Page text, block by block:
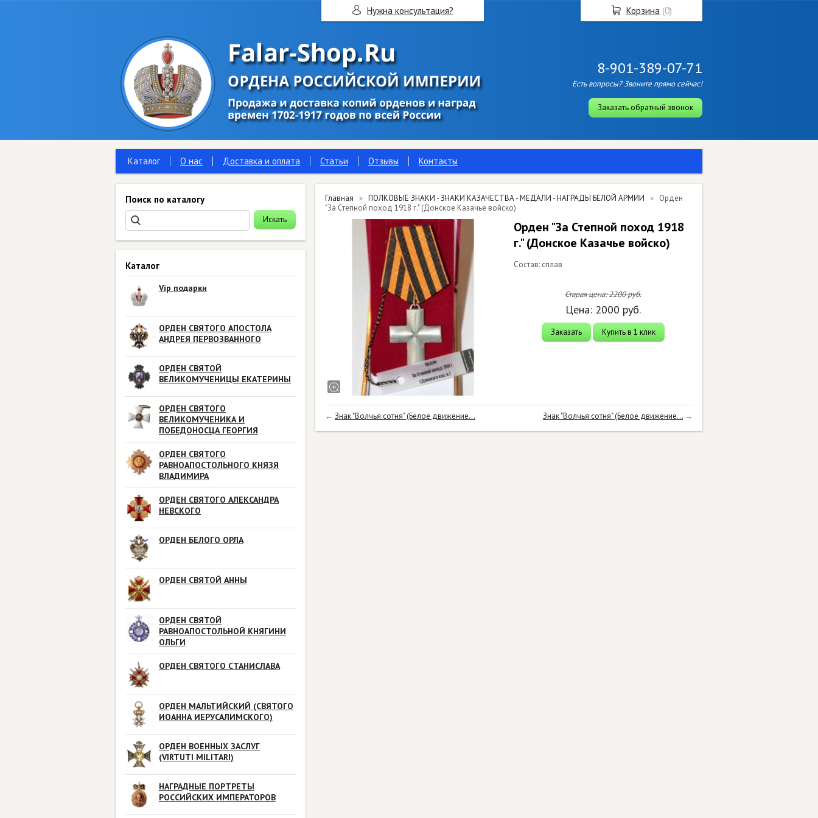
8-901-389-07-71
Есть вопросы? Звоните прямо сейчас!
Заказать обратный звонок
Каталог О нас Доставка и оплата Статьи Отзывы Контакты
Поиск по каталогу
Каталог
Vip подарки
ОРДЕН СВЯТОГО АПОСТОЛА
АНДРЕЯ ПЕРВОЗВАННОГО
ОРДЕН СВЯТОЙ
ВЕЛИКОМУЧЕНИЦЫ ЕКАТЕРИНЫ
ОРДЕН СВЯТОГО
ВЕЛИКОМУЧЕНИКА И
ПОБЕДОНОСЦА ГЕОРГИЯ
ОРДЕН СВЯТОГО
РАВНОАПОСТОЛЬНОГО КНЯЗЯ
ВЛАДИМИРА
ОРДЕН СВЯТОГО АЛЕКСАНДРА
НЕВСКОГО
ОРДЕН БЕЛОГО ОРЛА
ОРДЕН СВЯТОЙ АННЫ
ОРДЕН СВЯТОЙ
РАВНОАПОСТОЛЬНОЙ КНЯГИНИ
ОЛЬГИ
ОРДЕН СВЯТОГО СТАНИСЛАВА
ОРДЕН МАЛЬТИЙСКИЙ (СВЯТОГО
ИОАННА ИЕРУСАЛИМСКОГО)
ОРДЕН ВОЕННЫХ ЗАСЛУГ
(VIRTUTI MILITARI)
НАГРАДНЫЕ ПОРТРЕТЫ
РОССИЙСКИХ ИМПЕРАТОРОВ
Главная ПОЛКОВЫЕ ЗНАКИ - ЗНАКИ КАЗАЧЕСТВА - МЕДАЛИ - НАГРАДЫ БЕЛОЙ АРМИИ
Орден
"За Степной поход 1918 г." (Донское Казачье войско)
Орден "За Степной поход 1918
г." (Донское Казачье войско)
Состав: сплав
Старая цена:2200руб.
Цена: 2000 руб.
Заказать Купить в 1 клик
← Знак "Волчья сотня" (Белое движение... Знак "Волчья сотня" (Белое движение... →
Нужна консультация? Корзина (0)